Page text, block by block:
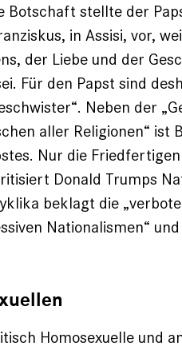
Botschaft stellte der
in Assisi, vor,
der Liebe und der
Für den Papst sind
Neben der
aller Religionen“ ist
Nur die
Donald Trumps
beklagt die
Nationalismen“
Homosexuelle und